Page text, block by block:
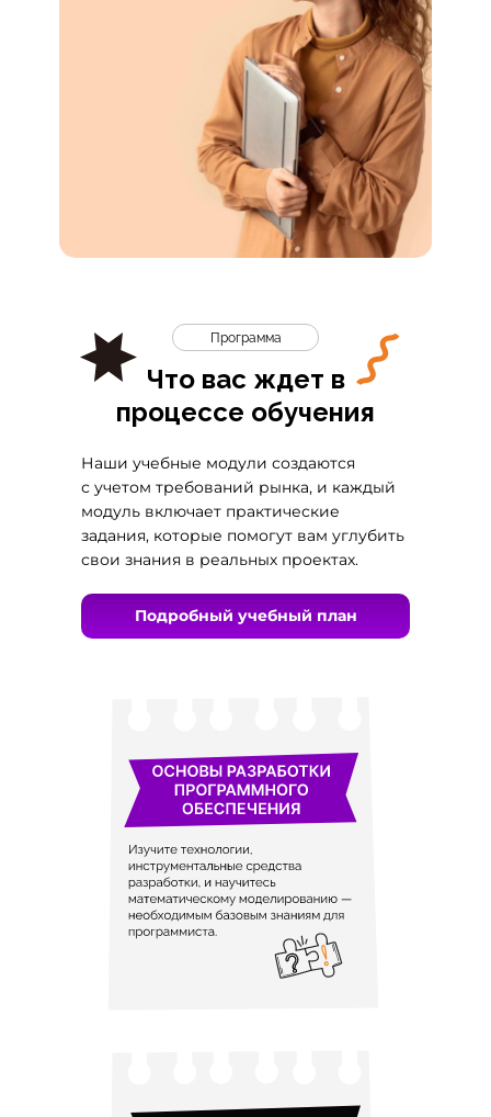
Что вас ждет в
процессе обучения
Программа
Подробный учебный план
Наши учебные модули создаются
с учетом требований рынка, и каждый
модуль включает практические
задания, которые помогут вам углубить
свои знания в реальных проектах.